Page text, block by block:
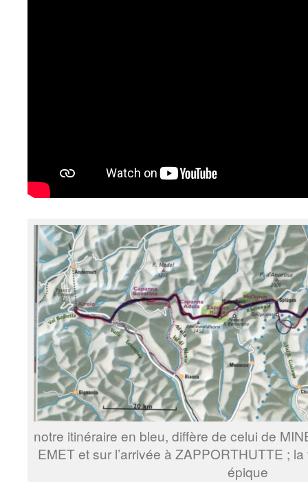
notre itinéraire en bleu, diffère de celui de
EMET et sur l’arrivée à ZAPPORTHUTTE ;
épique